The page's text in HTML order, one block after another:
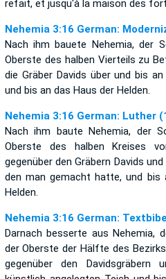
refait, et jusqu'à la maison des
Nehemia 3:16 German:
Nach ihm bauete Nehemia, der
Oberste des halben Vierteils zu
die Gräber Davids über und bis
und bis an das Haus der Helden.
Nehemia 3:16 German: Luther
Nach ihm baute Nehemia, der
Oberste des halben Kreises
gegenüber den Gräbern Davids
den man gemacht hatte, und bis
Helden.
Nehemia 3:16 German:
Darnach besserte aus Nehemia,
der Oberste der Hälfte des
gegenüber den